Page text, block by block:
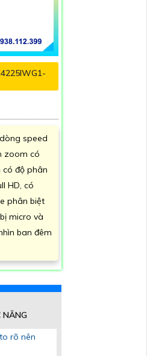
speed
zoom có
có độ phân
HD, có
phân biệt
micro và
ban đêm
NĂNG
rõ nên